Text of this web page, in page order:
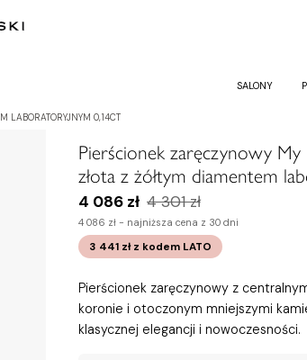
SALONY
LABORATORYJNYM 0,14CT
Pierścionek zaręczynowy
złota z żółtym diamentem
4 086 zł 4 301 zł
4 086 zł - najniższa cena z 30 dni
3 441 zł z kodemLATO
Pierścionek zaręczynowy z
koronie i otoczonym mniejszymi
klasycznej elegancji i nowoczesności.